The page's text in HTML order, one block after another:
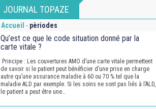
JOURNAL TOPAZE
Accueil - pèriodes
Qu’est ce que le code situation donné par la
carte vitale ?
Principe : Les couvertures AMO d’une carte vitale permettent
de savoir si le patient peut bénéficier d’une prise en charge
autre qu’une assurance maladie à 60 ou 70 % tel que la
maladie ALD par exemple. Si les soins ne sont pas liés à l’ALD,
le patient a peut être une…